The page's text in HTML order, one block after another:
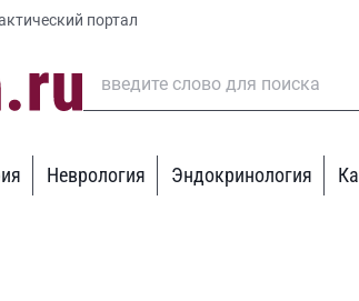
портал
Неврология Эндокринология